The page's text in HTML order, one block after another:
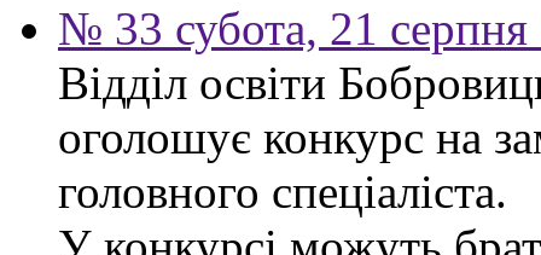
№ 33 субота, 21
Відділ освіти
оголошує конкурс на
головного спеціаліста.